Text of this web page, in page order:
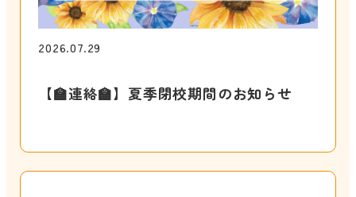
【🏫連絡🏫】夏季閉校期間のお知らせ
2026.07.29